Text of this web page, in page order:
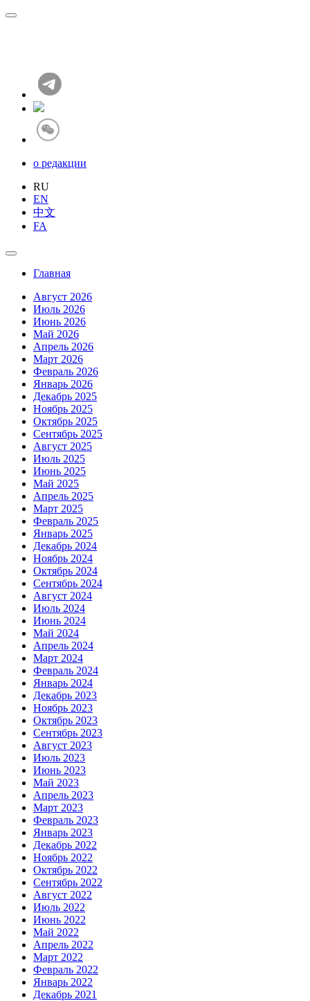
о редакции
RU
EN
中文
FA
Главная
Август 2026
Июль 2026
Июнь 2026
Май 2026
Апрель 2026
Март 2026
Февраль 2026
Январь 2026
Декабрь 2025
Ноябрь 2025
Октябрь 2025
Сентябрь 2025
Август 2025
Июль 2025
Июнь 2025
Май 2025
Апрель 2025
Март 2025
Февраль 2025
Январь 2025
Декабрь 2024
Ноябрь 2024
Октябрь 2024
Сентябрь 2024
Август 2024
Июль 2024
Июнь 2024
Май 2024
Апрель 2024
Март 2024
Февраль 2024
Январь 2024
Декабрь 2023
Ноябрь 2023
Октябрь 2023
Сентябрь 2023
Август 2023
Июль 2023
Июнь 2023
Май 2023
Апрель 2023
Март 2023
Февраль 2023
Январь 2023
Декабрь 2022
Ноябрь 2022
Октябрь 2022
Сентябрь 2022
Август 2022
Июль 2022
Июнь 2022
Май 2022
Апрель 2022
Март 2022
Февраль 2022
Январь 2022
Декабрь 2021